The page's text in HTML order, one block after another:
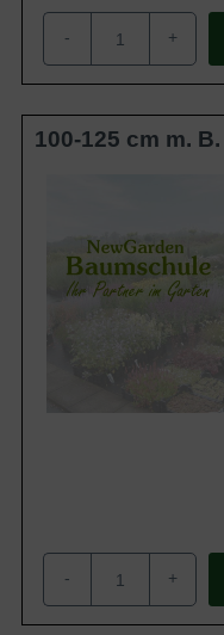
- +
100-125 cm m. B.
- +